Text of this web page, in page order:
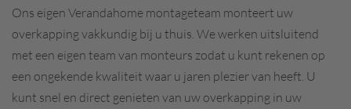
Ons eigen Verandahome montageteam monteert uw
overkapping vakkundig bij u thuis. We werken uitsluitend
met een eigen team van monteurs zodat u kunt rekenen op
een ongekende kwaliteit waar u jaren plezier van heeft. U
kunt snel en direct genieten van uw overkapping in uw